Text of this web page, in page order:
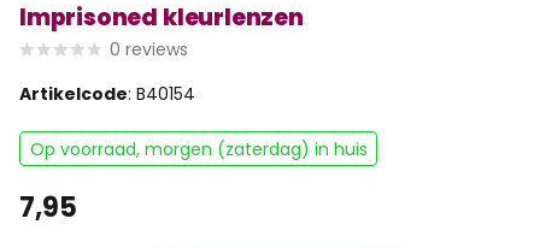
Imprisoned kleurlenzen
0 reviews
Artikelcode: B40154
Op voorraad, morgen (zaterdag) in huis
7,95